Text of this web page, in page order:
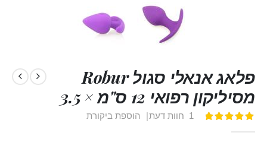
פלאג אנאלי סגול Robur
מסיליקון רפואי 12 ס"מ × 3.5
דירוג:
1 חוות דעת הוספת ביקורת